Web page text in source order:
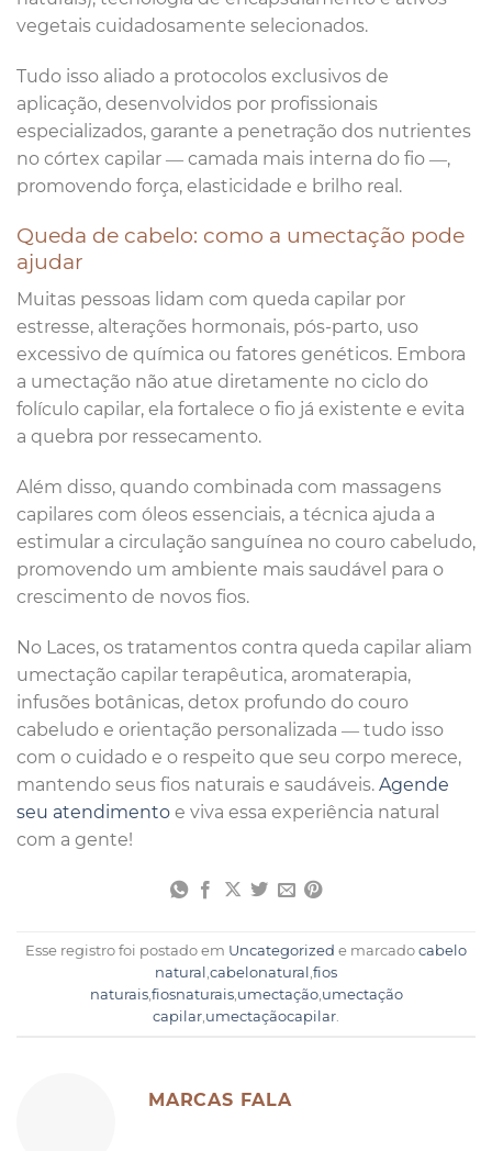
vegetais cuidadosamente selecionados.
Tudo isso aliado a protocolos exclusivos de
aplicação, desenvolvidos por profissionais
especializados, garante a penetração dos nutrientes
no córtex capilar — camada mais interna do fio —,
promovendo força, elasticidade e brilho real.
Queda de cabelo: como a umectação pode
ajudar
Muitas pessoas lidam com queda capilar por
estresse, alterações hormonais, pós-parto, uso
excessivo de química ou fatores genéticos. Embora
a umectação não atue diretamente no ciclo do
folículo capilar, ela fortalece o fio já existente e evita
a quebra por ressecamento.
Além disso, quando combinada com massagens
capilares com óleos essenciais, a técnica ajuda a
estimular a circulação sanguínea no couro cabeludo,
promovendo um ambiente mais saudável para o
crescimento de novos fios.
No Laces, os tratamentos contra queda capilar aliam
umectação capilar terapêutica, aromaterapia,
infusões botânicas, detox profundo do couro
cabeludo e orientação personalizada — tudo isso
com o cuidado e o respeito que seu corpo merece,
mantendo seus fios naturais e saudáveis. Agende
seu atendimento e viva essa experiência natural
com a gente!
Esse registro foi postado em Uncategorized e marcado cabelo
natural cabelonatural fios
naturais, fiosnaturais, umectação, umectação
capilar umectaçãocapilar
MARCAS FALA